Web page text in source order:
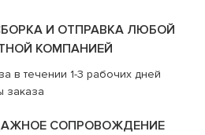
И ОТПРАВКА ЛЮБОЙ
КОМПАНИЕЙ
в течении 1-3 рабочих дней
заказа
СОПРОВОЖДЕНИЕ